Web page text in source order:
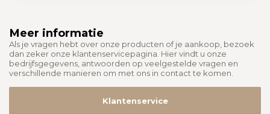
Meer informatie
Als je vragen hebt over onze producten of je aankoop, bezoek
dan zeker onze klantenservicepagina. Hier vindt u onze
bedrijfsgegevens, antwoorden op veelgestelde vragen en
verschillende manieren om met ons in contact te komen.
Klantenservice